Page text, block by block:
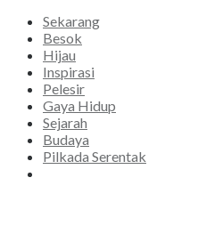
Sekarang
Besok
Hijau
Inspirasi
Pelesir
Gaya Hidup
Sejarah
Budaya
Pilkada Serentak